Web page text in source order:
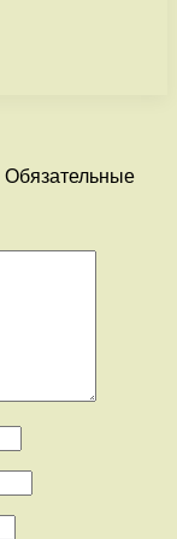
Обязательные